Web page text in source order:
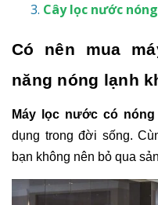
Cây lọc nước
Có nên mua
năng nóng lạnh
Máy lọc nước có nóng
dụng trong đời sống.
bạn không nên bỏ qua